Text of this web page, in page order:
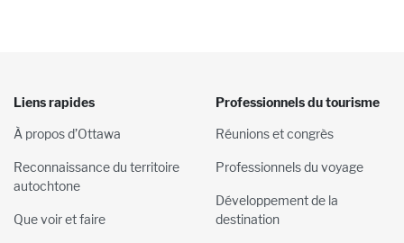
Liens rapides
À propos d’Ottawa
Reconnaissance du territoire
autochtone
Que voir et faire
Professionnels du tourisme
Réunions et congrès
Professionnels du voyage
Développement de la
destination